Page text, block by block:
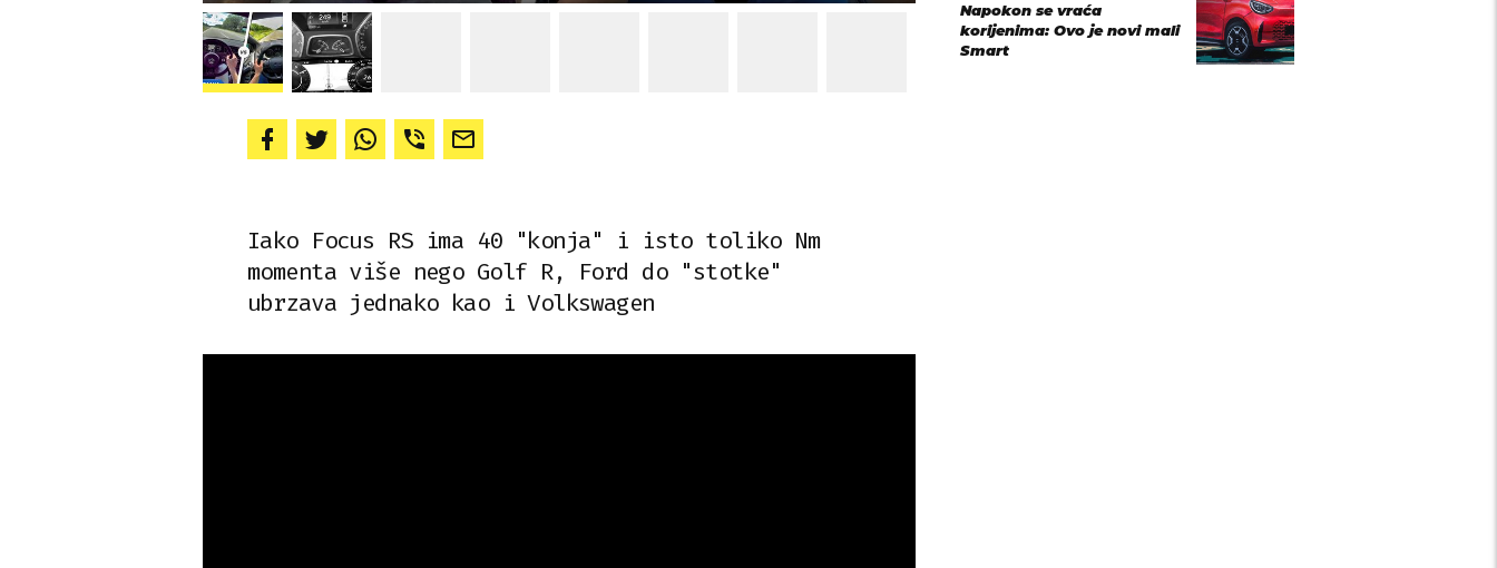
Iako Focus RS ima 40 "konja" i isto toliko Nm
momenta više nego Golf R, Ford do "stotke"
ubrzava jednako kao i Volkswagen
Napokon se vraća
korijenima: Ovo je novi mali
Smart